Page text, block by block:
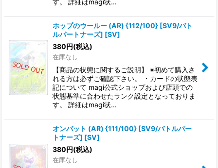
す。 詳細はmagi状…
ホップのウールー (AR) {112/100} [SV9/バト
ルパートナーズ] [SV]
380円(税込)
在庫なし
【商品の状態に関するご説明】 ※初めて購入さ
れる方は必ずご確認下さい。 ・カードの状態表
記について magi公式ショップおよび店頭での
状態基準に合わせたランク設定となっておりま
す。 詳細はmagi状…
オンバット (AR) {111/100} [SV9/バトルパー
トナーズ] [SV]
380円(税込)
在庫なし